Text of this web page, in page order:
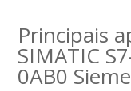
Principais
SIMATIC
0AB0